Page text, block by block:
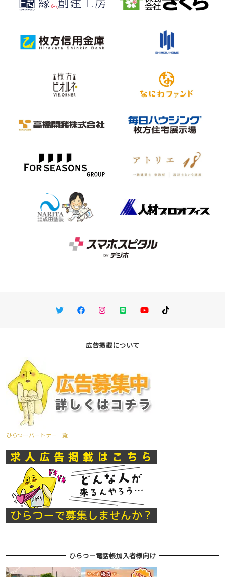
TwitterFacebookInstagram
LINE You TubeTikTok
広告掲載について
ひらつーパートナー一覧
ひらつー電話帳加入者様向け